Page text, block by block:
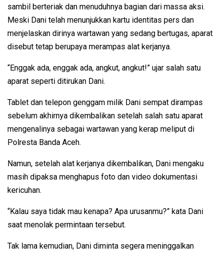
sambil berteriak dan menuduhnya bagian dari massa aksi.
Meski Dani telah menunjukkan kartu identitas pers dan
menjelaskan dirinya wartawan yang sedang bertugas, aparat
disebut tetap berupaya merampas alat kerjanya.
“Enggak ada, enggak ada, angkut, angkut!” ujar salah satu
aparat seperti ditirukan Dani.
Tablet dan telepon genggam milik Dani sempat dirampas
sebelum akhirnya dikembalikan setelah salah satu aparat
mengenalinya sebagai wartawan yang kerap meliput di
Polresta Banda Aceh.
Namun, setelah alat kerjanya dikembalikan, Dani mengaku
masih dipaksa menghapus foto dan video dokumentasi
kericuhan.
“Kalau saya tidak mau kenapa? Apa urusanmu?” kata Dani
saat menolak permintaan tersebut.
Tak lama kemudian, Dani diminta segera meninggalkan